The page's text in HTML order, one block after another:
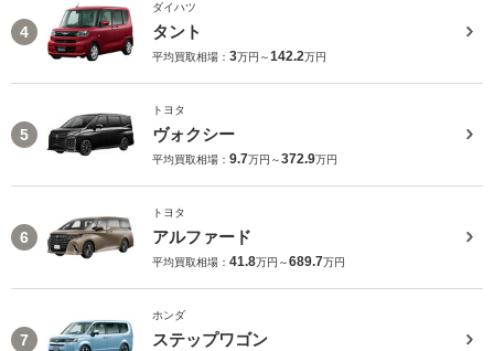
4
ダイハツ
タント
平均買取相場： 3万円～142.2万円
5
トヨタ
ヴォクシー
平均買取相場： 9.7万円～372.9万円
6
トヨタ
アルファード
平均買取相場： 41.8万円～689.7万円
7
ホンダ
ステップワゴン